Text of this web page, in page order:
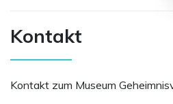
Kontakt
Kontakt zum Museum